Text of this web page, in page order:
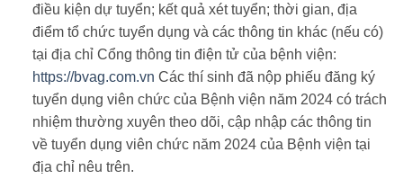
điều kiện dự tuyển; kết quả xét tuyển; thời gian, địa
điểm tổ chức tuyển dụng và các thông tin khác (nếu có)
tại địa chỉ Cổng thông tin điện tử của bệnh viện:
https://bvag.com.vn Các thí sinh đã nộp phiếu đăng ký
tuyển dụng viên chức của Bệnh viện năm 2024 có trách
nhiệm thường xuyên theo dõi, cập nhập các thông tin
về tuyển dụng viên chức năm 2024 của Bệnh viện tại
địa chỉ nêu trên.